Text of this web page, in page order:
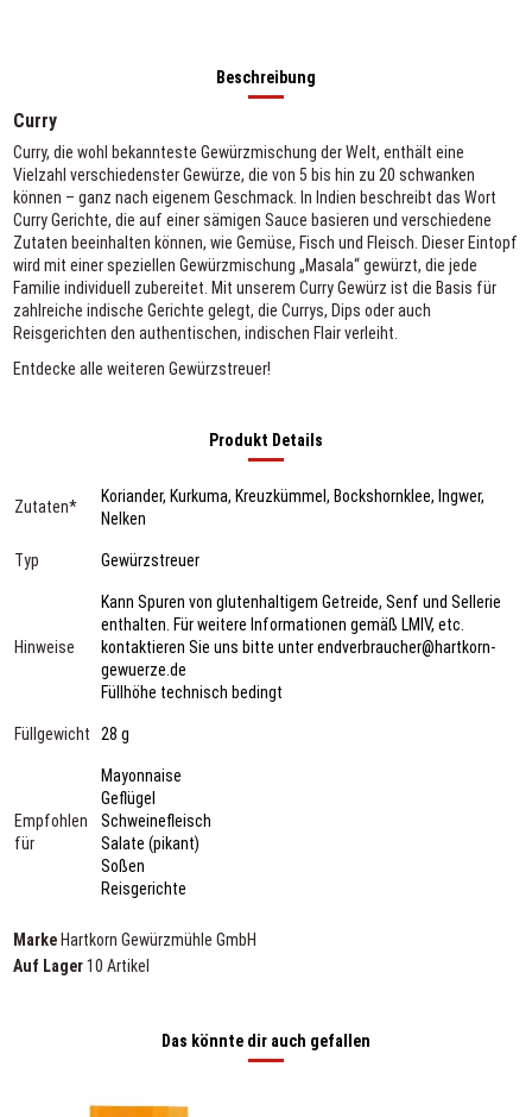
Beschreibung
Curry
Curry, die wohl bekannteste Gewürzmischung der Welt, enthält eine
Vielzahl verschiedenster Gewürze, die von 5 bis hin zu 20 schwanken
können – ganz nach eigenem Geschmack. In Indien beschreibt das Wort
Curry Gerichte, die auf einer sämigen Sauce basieren und verschiedene
Zutaten beeinhalten können, wie Gemüse, Fisch und Fleisch. Dieser Eintopf
wird mit einer speziellen Gewürzmischung „Masala“ gewürzt, die jede
Familie individuell zubereitet. Mit unserem Curry Gewürz ist die Basis für
zahlreiche indische Gerichte gelegt, die Currys, Dips oder auch
Reisgerichten den authentischen, indischen Flair verleiht.
Entdecke alle weiteren Gewürzstreuer!
Produkt Details
Zutaten*
Koriander, Kurkuma, Kreuzkümmel, Bockshornklee, Ingwer,
Nelken
Typ Gewürzstreuer
Hinweise
Kann Spuren von glutenhaltigem Getreide, Senf und Sellerie
enthalten. Für weitere Informationen gemäß LMIV, etc.
kontaktieren Sie uns bitte unter endverbraucher@hartkorn-
gewuerze.de
Füllhöhe technisch bedingt
Füllgewicht 28 g
Empfohlen
für
Mayonnaise
Geflügel
Schweinefleisch
Salate (pikant)
Soßen
Reisgerichte
Marke Hartkorn Gewürzmühle GmbH
Auf Lager 10 Artikel
Das könnte dir auch gefallen